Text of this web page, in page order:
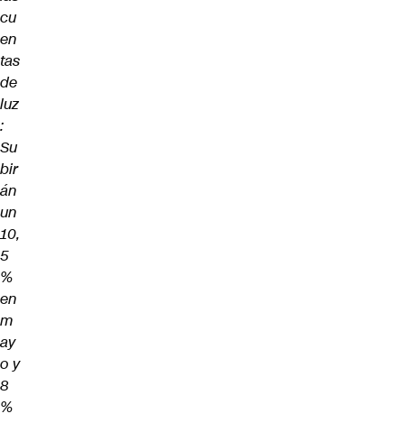
cu
en
tas
de
luz
:
Su
bir
án
un
10,
5
%
en
m
ay
o y
8
%